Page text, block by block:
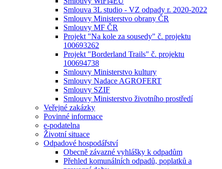
Smlouva 3L studio - VZ odpady r. 2020-2022
Smlouvy Ministerstvo obrany ČR
Smlouvy MF ČR
Projekt "Na kole za sousedy" č. projektu
100693262
Projekt "Borderland Trails" č. projektu
100694738
Smlouvy Ministerstvo kultury
Smlouvy Nadace AGROFERT
Smlouvy SZIF
Smlouvy Ministerstvo životního prostředí
Veřejné zakázky
Povinné informace
e-podatelna
Životní situace
Odpadové hospodářství
Obecně závazné vyhlášky k odpadům
Přehled komunálních odpadů, poplatků a